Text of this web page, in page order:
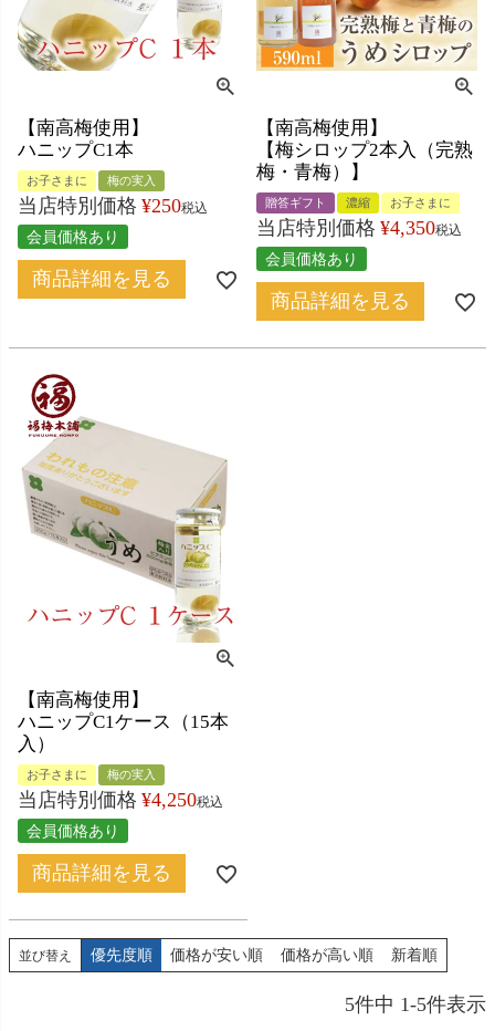
【南高梅使用】
ハニップC1本
お子さまに 梅の実入
当店特別価格 ¥250税込
会員価格あり
商品詳細を見る
【南高梅使用】
【梅シロップ2本入（完熟
梅・青梅）】
贈答ギフト 濃縮 お子さまに
当店特別価格 ¥4,350税込
会員価格あり
商品詳細を見る
【南高梅使用】
ハニップC1ケース（15本
入）
お子さまに 梅の実入
当店特別価格 ¥4,250税込
会員価格あり
商品詳細を見る
並び替え 優先度順 価格が安い順 価格が高い順 新着順
5件中 1-5件表示